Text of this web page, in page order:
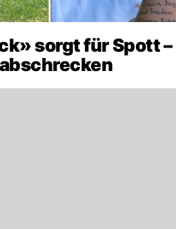
sorgt für Spott –